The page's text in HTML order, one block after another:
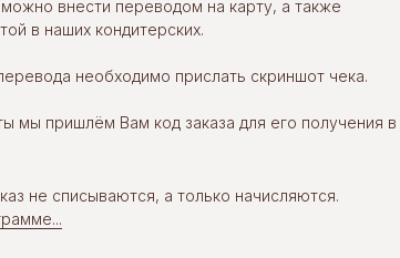
внести переводом на карту, а также
в наших кондитерских.
необходимо прислать скриншот чека.
мы пришлём Вам код заказа для его получения в
не списываются, а только начисляются.